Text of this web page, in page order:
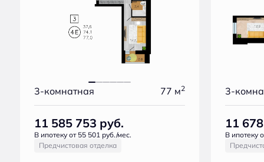
3-комнатная 77 м2
11 585 753 руб.
В ипотеку от 55 501 руб./мес.
Предчистовая отделка
3-
11
В ипотеку